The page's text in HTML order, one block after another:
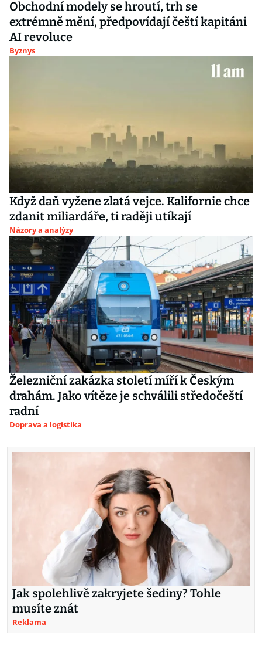
Obchodní modely se hroutí, trh se
extrémně mění, předpovídají čeští kapitáni
AI revoluce
Byznys
Když daň vyžene zlatá vejce. Kalifornie chce
zdanit miliardáře, ti raději utíkají
Názory a analýzy
Železniční zakázka století míří k Českým
drahám. Jako vítěze je schválili středočeští
radní
Doprava a logistika
Jak spolehlivě zakryjete šediny? Tohle
musíte znát
Reklama